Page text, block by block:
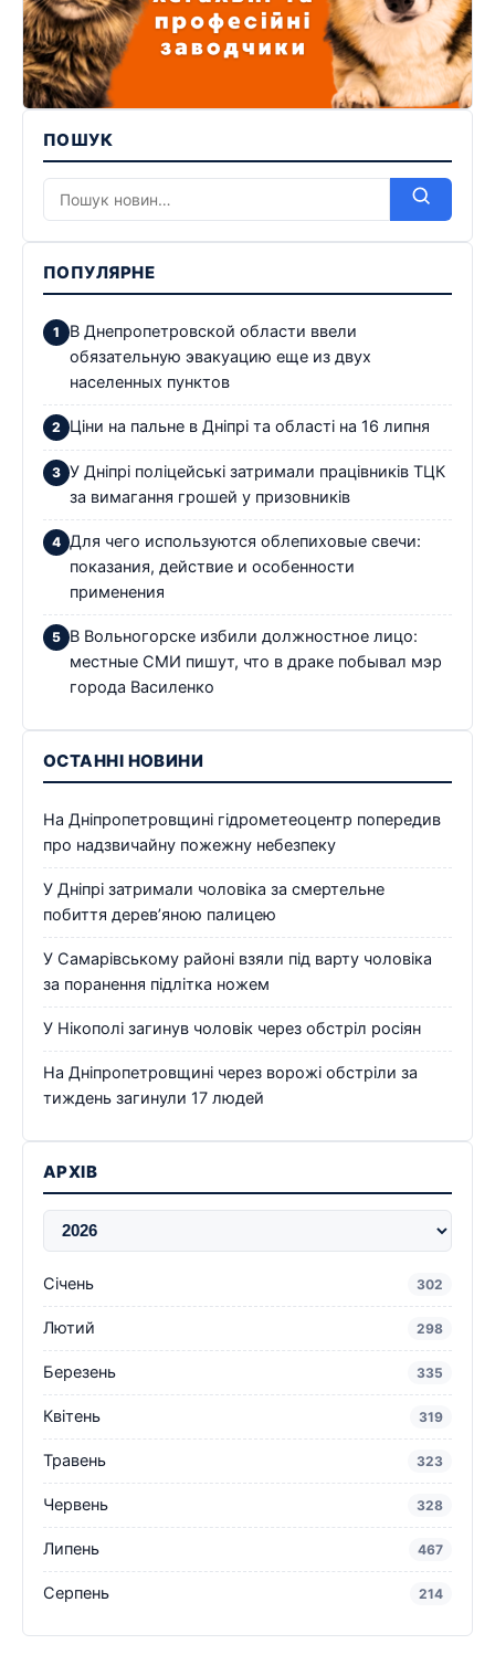
ПОШУК
ПОПУЛЯРНЕ
В Днепропетровской области ввели
обязательную эвакуацию еще из двух
населенных пунктов
Ціни на пальне в Дніпрі та області на 16 липня
У Дніпрі поліцейські затримали працівників ТЦК
за вимагання грошей у призовників
Для чего используются облепиховые свечи:
показания, действие и особенности
применения
В Вольногорске избили должностное лицо:
местные СМИ пишут, что в драке побывал мэр
города Василенко
ОСТАННІ НОВИНИ
На Дніпропетровщині гідрометеоцентр попередив
про надзвичайну пожежну небезпеку
У Дніпрі затримали чоловіка за смертельне
побиття дерев’яною палицею
У Самарівському районі взяли під варту чоловіка
за поранення підлітка ножем
У Нікополі загинув чоловік через обстріл росіян
На Дніпропетровщині через ворожі обстріли за
тиждень загинули 17 людей
АРХІВ
Січень 302
Лютий 298
Березень 335
Квітень 319
Травень 323
Червень 328
Липень 467
Серпень 214